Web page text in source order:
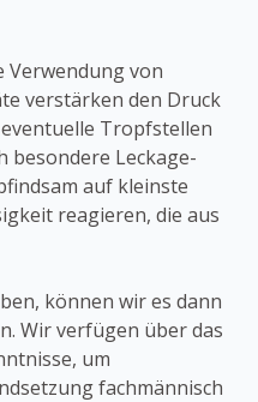
Verwendung von
verstärken den Druck
Tropfstellen
besondere Leckage-
auf kleinste
reagieren, die aus
können wir es dann
Wir verfügen über das
um
fachmännisch